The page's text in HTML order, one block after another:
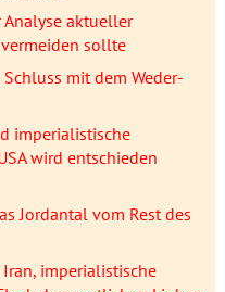
Analyse aktueller
sollte
mit dem Weder-
imperialistische
wird entschieden
Jordantal vom Rest des
imperialistische